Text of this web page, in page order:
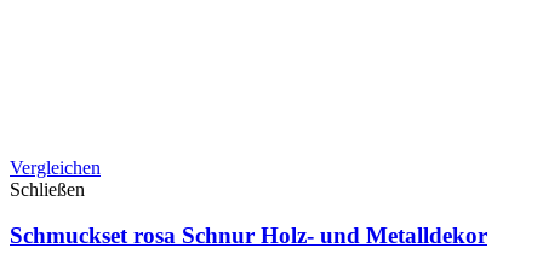
Vergleichen
Schließen
Schmuckset rosa Schnur Holz- und Metalldekor